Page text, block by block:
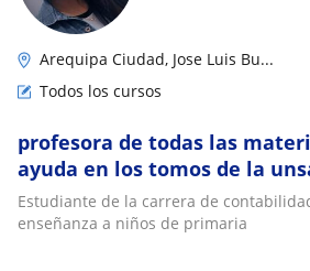
Arequipa Ciudad, Jose Luis Bu...
Todos los cursos
profesora de todas las
ayuda en los tomos de la
Estudiante de la carrera de
enseñanza a niños de primaria